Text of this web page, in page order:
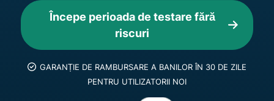
Începe perioada de testare fără
riscuri
GARANȚIE DE RAMBURSARE A BANILOR ÎN 30 DE ZILE
PENTRU UTILIZATORII NOI